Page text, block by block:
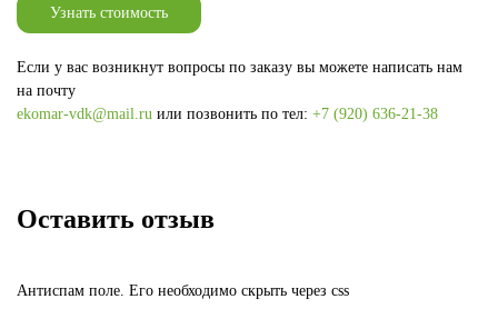
Узнать стоимость
Если у вас возникнут вопросы по заказу вы можете написать нам
на почту
ekomar-vdk@mail.ru или позвонить по тел: +7 (920) 636-21-38
Оставить отзыв
Антиспам поле. Его необходимо скрыть через css